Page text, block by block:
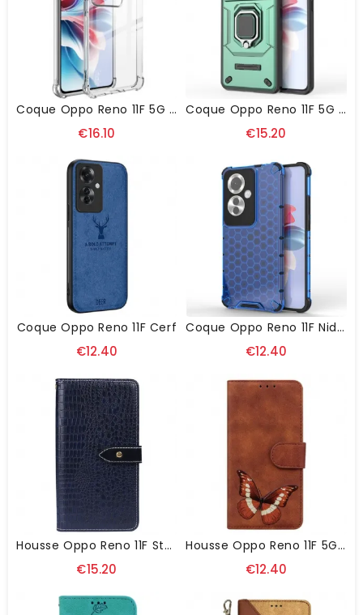
Coque Oppo Reno 11F 5G Coins Airbag IMAK
€16.10
Coque Oppo Reno 11F 5G Ring Résistante Protecteur Caméra Coulissante
€15.20
Coque Oppo Reno 11F Cerf
€12.40
Coque Oppo Reno 11F Nid D'Abeille
€12.40
Housse Oppo Reno 11F Style Crocodile IDEWEI
€15.20
Housse Oppo Reno 11F 5G Impression Papillon
€12.40